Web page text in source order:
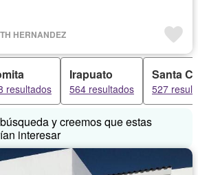
HERNANDEZ
resultados
Irapuato
564 resultados
Santa
527
y creemos que estas
interesar